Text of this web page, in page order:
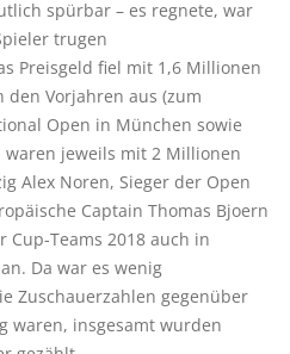
spürbar – es regnete, war
trugen
Preisgeld fiel mit 1,6 Millionen
Vorjahren aus (zum
Open in München sowie
waren jeweils mit 2 Millionen
Alex Noren, Sieger der Open
Captain Thomas Bjoern
Teams 2018 auch in
Da war es wenig
Zuschauerzahlen gegenüber
waren, insgesamt wurden